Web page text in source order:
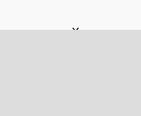
Хирургия